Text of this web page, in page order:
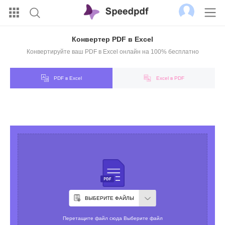
Конвертер PDF в Excel
Конвертируйте ваш PDF в Excel онлайн на 100% бесплатно
PDF в Excel Excel в PDF
ВЫБЕРИТЕ ФАЙЛЫ
Перетащите файл сюда Выберите файл